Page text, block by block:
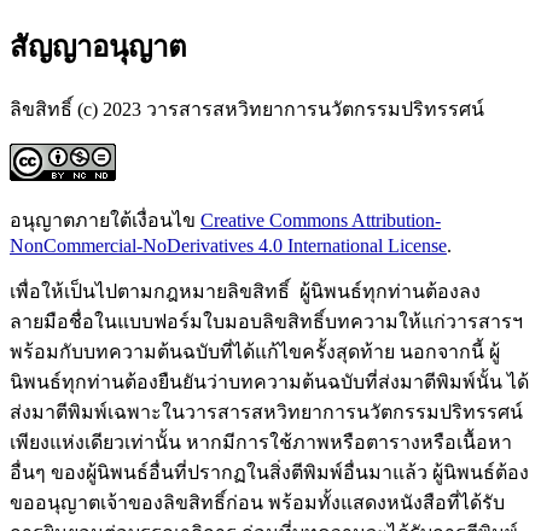
สัญญาอนุญาต
ลิขสิทธิ์ (c) 2023 วารสารสหวิทยาการนวัตกรรมปริทรรศน์
อนุญาตภายใต้เงื่อนไข Creative Commons Attribution-
NonCommercial-NoDerivatives 4.0 International License.
เพื่อให้เป็นไปตามกฎหมายลิขสิทธิ์ ผู้นิพนธ์ทุกท่านต้องลง
ลายมือชื่อในแบบฟอร์มใบมอบลิขสิทธิ์บทความให้แก่วารสารฯ
พร้อมกับบทความต้นฉบับที่ได้แก้ไขครั้งสุดท้าย นอกจากนี้ ผู้
นิพนธ์ทุกท่านต้องยืนยันว่าบทความต้นฉบับที่ส่งมาตีพิมพ์นั้น ได้
ส่งมาตีพิมพ์เฉพาะในวารสารสหวิทยาการนวัตกรรมปริทรรศน์
เพียงแห่งเดียวเท่านั้น หากมีการใช้ภาพหรือตารางหรือเนื้อหา
อื่นๆ ของผู้นิพนธ์อื่นที่ปรากฏในสิ่งตีพิมพ์อื่นมาแล้ว ผู้นิพนธ์ต้อง
ขออนุญาตเจ้าของลิขสิทธิ์ก่อน พร้อมทั้งแสดงหนังสือที่ได้รับ